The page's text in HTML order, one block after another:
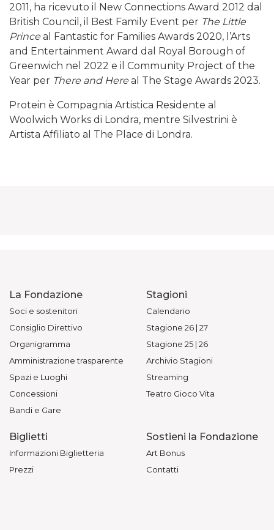
2011, ha ricevuto il New Connections Award 2012 dal
British Council, il Best Family Event per The Little
Prince al Fantastic for Families Awards 2020, l’Arts
and Entertainment Award dal Royal Borough of
Greenwich nel 2022 e il Community Project of the
Year per There and Here al The Stage Awards 2023.
Protein è Compagnia Artistica Residente al
Woolwich Works di Londra, mentre Silvestrini è
Artista Affiliato al The Place di Londra.
La Fondazione
Soci e sostenitori
Consiglio Direttivo
Organigramma
Amministrazione trasparente
Spazi e Luoghi
Concessioni
Bandi e Gare
Stagioni
Calendario
Stagione 26 | 27
Stagione 25 | 26
Archivio Stagioni
Streaming
Teatro Gioco Vita
Biglietti
Informazioni Biglietteria
Prezzi
Sostieni la Fondazione
Art Bonus
Contatti